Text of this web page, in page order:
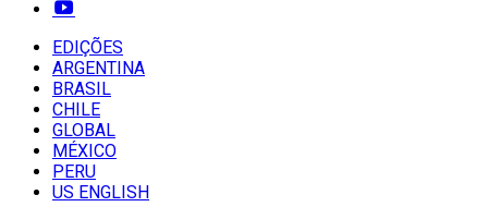
EDIÇÕES
ARGENTINA
BRASIL
CHILE
GLOBAL
MÉXICO
PERU
US ENGLISH